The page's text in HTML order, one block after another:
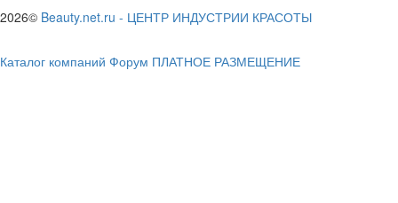
2026© Beauty.net.ru - ЦЕНТР ИНДУСТРИИ КРАСОТЫ
Каталог компаний Форум ПЛАТНОЕ РАЗМЕЩЕНИЕ